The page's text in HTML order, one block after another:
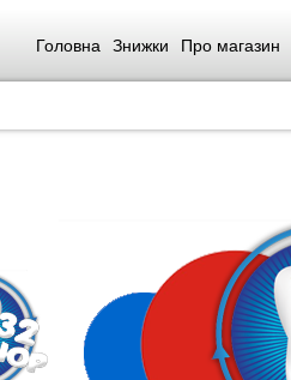
Головна Знижки Про магазин